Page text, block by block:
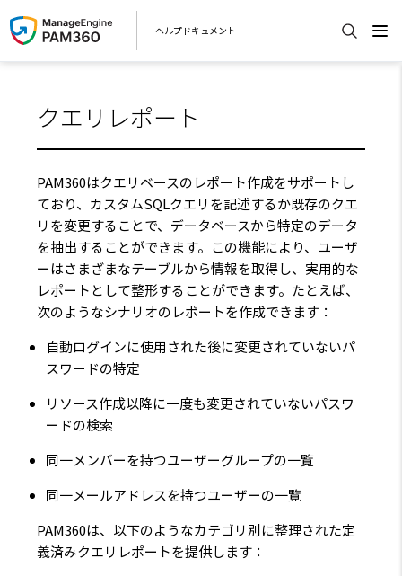
ヘルプドキュメント
クエリレポート
PAM360はクエリベースのレポート作成をサポートし
ており、カスタムSQLクエリを記述するか既存のクエ
リを変更することで、データベースから特定のデータ
を抽出することができます。この機能により、ユーザ
ーはさまざまなテーブルから情報を取得し、実用的な
レポートとして整形することができます。たとえば、
次のようなシナリオのレポートを作成できます：
自動ログインに使用された後に変更されていないパ
スワードの特定
リソース作成以降に一度も変更されていないパスワ
ードの検索
同一メンバーを持つユーザーグループの一覧
同一メールアドレスを持つユーザーの一覧
PAM360は、以下のようなカテゴリ別に整理された定
義済みクエリレポートを提供します：